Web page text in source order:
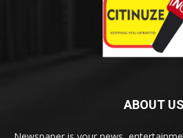
ABOUT US